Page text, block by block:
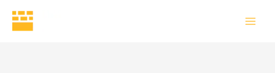
content